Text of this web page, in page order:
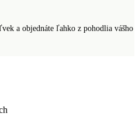
a objednáte ľahko z pohodlia vášho